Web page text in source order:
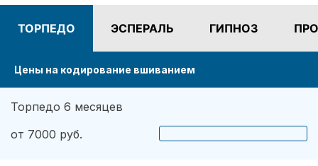
употребления алкоголя навсегда. Спасибо!
ТОРПЕДО ЭСПЕРАЛЬ ГИПНОЗ
Цены на кодирование вшиванием
Торпедо 6 месяцев
от 7000 руб.